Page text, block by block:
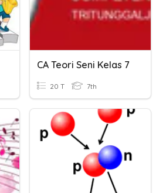
CA Teori Seni Kelas 7
20 T 7th